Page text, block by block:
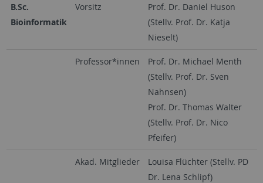
B.Sc.
Bioinformatik
Vorsitz
Prof. Dr. Daniel Huson
(Stellv. Prof. Dr. Katja
Nieselt)
Professor*innen
Prof. Dr. Michael Menth
(Stellv. Prof. Dr. Sven
Nahnsen)
Prof. Dr. Thomas Walter
(Stellv. Prof. Dr. Nico
Pfeifer)
Akad. Mitglieder
Louisa Flüchter (Stellv. PD
Dr. Lena Schlipf)